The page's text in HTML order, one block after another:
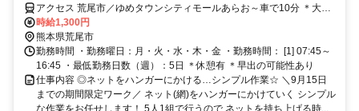
アクセス 荒尾市／ゆめタウンシティモールあらお～車で10分 ＊大牟
田市から通うスタッフも♪
時給1,300円
熊本県荒尾市
勤務時間 ・勤務曜日：月・火・水・木・金 ・勤務時間： [1] 07:45～
16:45 ・最低勤務日数（週）：5日 ＊休憩有 ＊早出の可能性あり
仕事内容 ◎ネットをハンガーにかける…シンプル作業☆ ＼9月15日
までの期間限定ワーク／ ネット(網)をハンガーにかけていく シンプル
な作業をお任せします！ 5人1組で行うので ネットを持ち上げる時...